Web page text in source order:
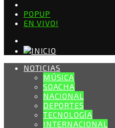
POPUP
EN VIVO!
NOTICIAS
MÚSICA
SOACHA
NACIONAL
DEPORTES
TECNOLOGÍA
INTERNACIONAL